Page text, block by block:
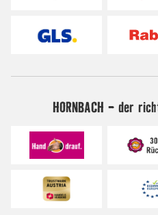
HORNBACH - der